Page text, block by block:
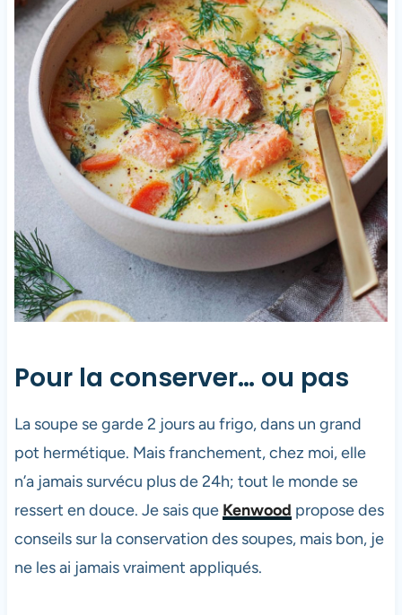
Pour la conserver… ou pas
La soupe se garde 2 jours au frigo, dans un grand
pot hermétique. Mais franchement, chez moi, elle
n’a jamais survécu plus de 24h; tout le monde se
ressert en douce. Je sais que Kenwood propose des
conseils sur la conservation des soupes, mais bon, je
ne les ai jamais vraiment appliqués.